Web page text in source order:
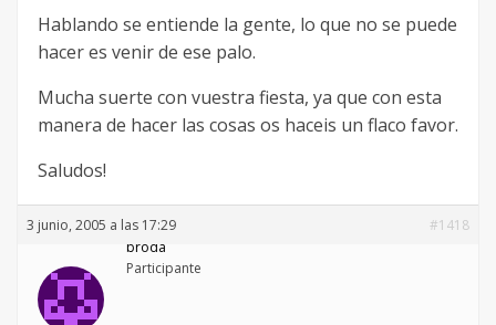
Hablando se entiende la gente, lo que no se puede
hacer es venir de ese palo.
Mucha suerte con vuestra fiesta, ya que con esta
manera de hacer las cosas os haceis un flaco favor.
Saludos!
3 junio, 2005 a las 17:29
#1418
broda
Participante